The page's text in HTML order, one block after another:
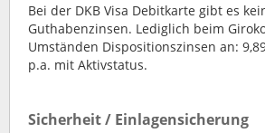
Bei der DKB Visa Debitkarte gibt es
Guthabenzinsen. Lediglich beim
Umständen Dispositionszinsen an:
p.a. mit Aktivstatus.
Sicherheit / Einlagensicherung